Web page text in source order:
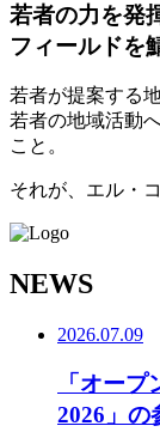
若者の力を発
フィールドを
若者が提案する
若者の地域活動
こと。
それが、エル・
NEWS
2026.07.09
「オー
2026」の